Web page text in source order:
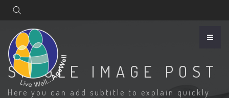
Search
SINGLE IMAGE POST
Here you can add subtitle to explain quickly